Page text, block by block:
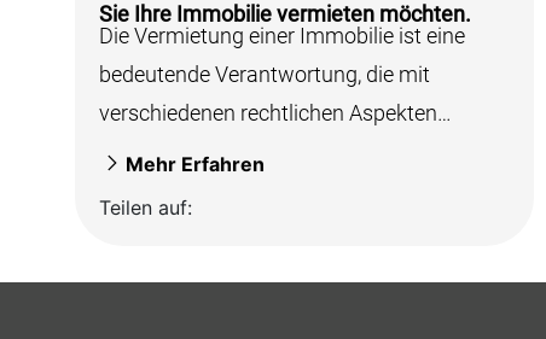
Sie Ihre Immobilie vermieten möchten.
Die Vermietung einer Immobilie ist eine
bedeutende Verantwortung, die mit
verschiedenen rechtlichen Aspekten
verbunden ist. Es ist entscheidend, diese
Mehr Erfahren
Teilen auf: